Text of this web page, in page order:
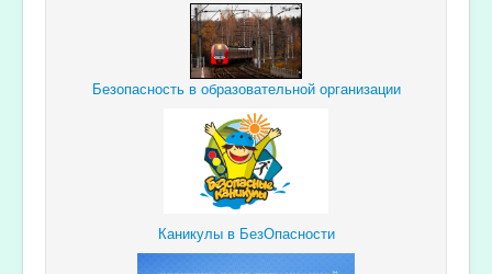
Безопасность в образовательной организации
Каникулы в БезОпасности